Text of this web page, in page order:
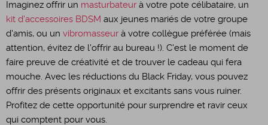
Imaginez offrir un masturbateur à votre pote célibataire, un
kit d'accessoires BDSM aux jeunes mariés de votre groupe
d'amis, ou un vibromasseur à votre collègue préférée (mais
attention, évitez de l'offrir au bureau !). C'est le moment de
faire preuve de créativité et de trouver le cadeau qui fera
mouche. Avec les réductions du Black Friday, vous pouvez
offrir des présents originaux et excitants sans vous ruiner.
Profitez de cette opportunité pour surprendre et ravir ceux
qui comptent pour vous.